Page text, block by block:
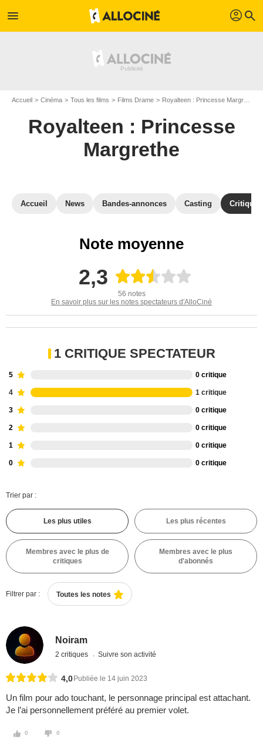
menu profil search
Accueil Cinéma Tous les films Films Drame Royalteen : Princesse Margrethe
Royalteen : Princesse
Margrethe
Accueil News Bandes-annonces Casting
Note moyenne
2,3
56 notes
En savoir plus sur les notes spectateurs d'AlloCiné
1 CRITIQUE SPECTATEUR
5 0 critique
4 1 critique
3 0 critique
2 0 critique
1 0 critique
0 0 critique
Trier par :
Les plus utiles Les plus récentes
Membres avec le plus de
critiques
Membres avec le plus
d'abonnés
Filtrer par : Toutes les notes
Noiram
2 critiques Suivre son activité
4,0 Publiée le 14 juin 2023
Un film pour ado touchant, le personnage principal est attachant.
Je l’ai personnellement préféré au premier volet.
0 0